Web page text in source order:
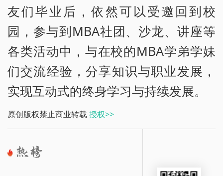
友们毕业后，依然可以受邀回到校
园，参与到MBA社团、沙龙、讲座等
各类活动中，与在校的MBA学弟学妹
们交流经验，分享知识与职业发展，
实现互动式的终身学习与持续发展。
原创版权禁止商业转载 授权>>